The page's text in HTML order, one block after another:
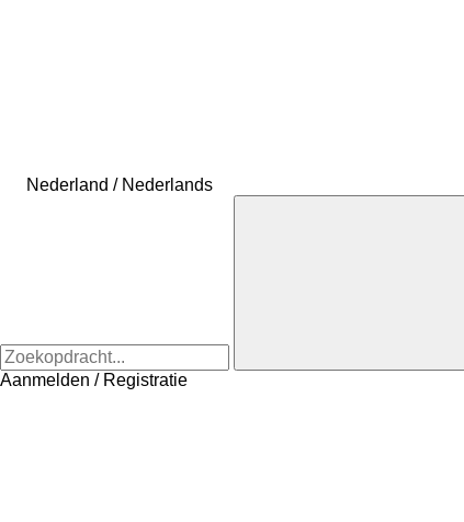
Nederland / Nederlands
Aanmelden / Registratie